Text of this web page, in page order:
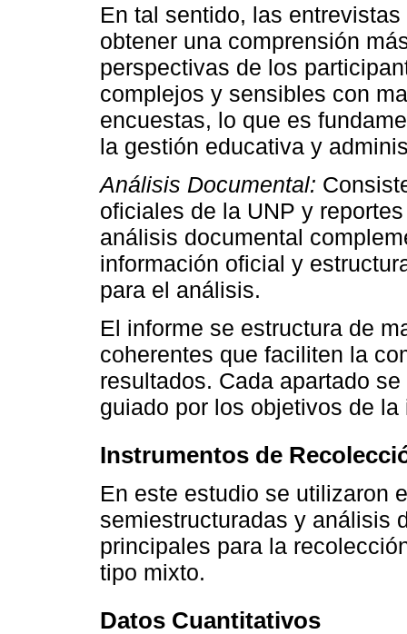
En tal sentido, las
obtener una comprensión
perspectivas de los
complejos y sensibles con
encuestas, lo que es
la gestión educativa y
Análisis Documental:
oficiales de la UNP y
análisis documental
información oficial y
para el análisis.
El informe se estructura de
coherentes que faciliten la
resultados. Cada apartado
guiado por los objetivos de
Instrumentos de
En este estudio se utilizaron
semiestructuradas y análisis
principales para la
tipo mixto.
Datos Cuantitativos